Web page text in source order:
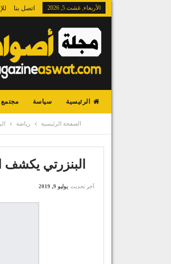
الأربعاء, غشت 5, 2026 اتصل بنا
الرئيسية سياسة مجتمع
الصفحة الرئيسية رياضة
البنزرتي يكشف
آخر تحديث يوليو 9, 2019